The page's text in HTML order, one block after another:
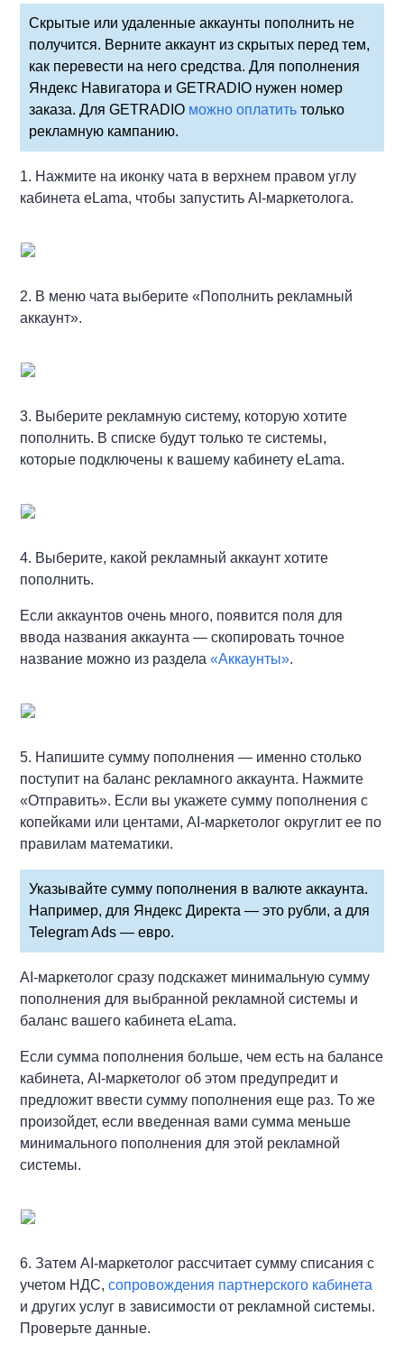
Скрытые или удаленные аккаунты пополнить не
получится. Верните аккаунт из скрытых перед тем,
как перевести на него средства. Для пополнения
Яндекс Навигатора и GETRADIO нужен номер
заказа. Для GETRADIO можно оплатить только
рекламную кампанию.
1. Нажмите на иконку чата в верхнем правом углу
кабинета eLama, чтобы запустить AI-маркетолога.
2. В меню чата выберите «Пополнить рекламный
аккаунт».
3. Выберите рекламную систему, которую хотите
пополнить. В списке будут только те системы,
которые подключены к вашему кабинету eLama.
4. Выберите, какой рекламный аккаунт хотите
пополнить.
Если аккаунтов очень много, появится поля для
ввода названия аккаунта — скопировать точное
название можно из раздела«Аккаунты».
5. Напишите сумму пополнения — именно столько
поступит на баланс рекламного аккаунта. Нажмите
«Отправить». Если вы укажете сумму пополнения с
копейками или центами, AI-маркетолог округлит ее по
правилам математики.
Указывайте сумму пополнения в валюте аккаунта.
Например, для Яндекс Директа — это рубли, а для
Telegram Ads — евро.
AI-маркетолог сразу подскажет минимальную сумму
пополнения для выбранной рекламной системы и
баланс вашего кабинета eLama.
Если сумма пополнения больше, чем есть на балансе
кабинета, AI-маркетолог об этом предупредит и
предложит ввести сумму пополнения еще раз. То же
произойдет, если введенная вами сумма меньше
минимального пополнения для этой рекламной
системы.
6. Затем AI-маркетолог рассчитает сумму списания с
учетом НДС,сопровождения партнерского кабинета
и других услуг в зависимости от рекламной системы.
Проверьте данные.